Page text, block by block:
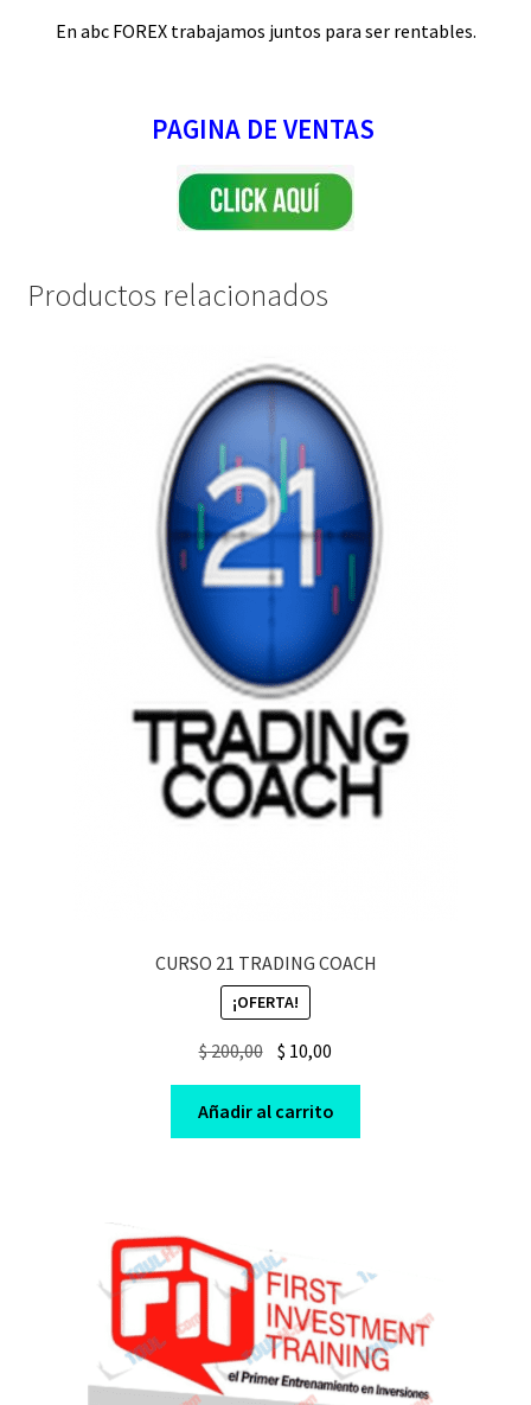
En abc FOREX trabajamos juntos para ser rentables.
PAGINA DE VENTAS
Productos relacionados
CURSO 21 TRADING COACH
¡OFERTA!
$200,00 Original
price
was:
$ 200,00.
$ 10,00
price
is:
$ 10,00.
Añadir al carrito